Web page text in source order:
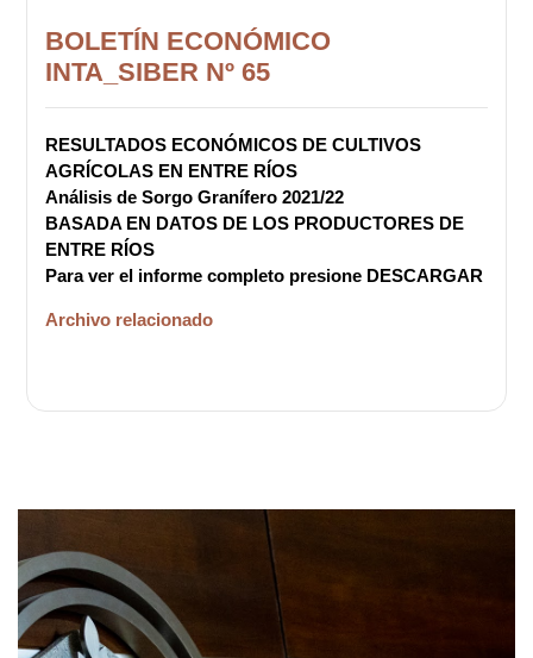
BOLETÍN ECONÓMICO
INTA_SIBER Nº 65
RESULTADOS ECONÓMICOS DE CULTIVOS
AGRÍCOLAS EN ENTRE RÍOS
Análisis de Sorgo Granífero 2021/22
BASADA EN DATOS DE LOS PRODUCTORES DE
ENTRE RÍOS
Para ver el informe completo presione DESCARGAR
Archivo relacionado